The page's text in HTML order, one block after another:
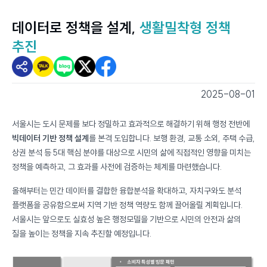
데이터로 정책을 설계, 생활밀착형 정책
추진
2025-08-01
스마트서울뷰 - 스마트서울소식
서울시는 도시 문제를 보다 정밀하고 효과적으로 해결하기 위해 행정 전반에
빅데이터 기반 정책 설계를 본격 도입합니다. 보행 환경, 교통 소외, 주택 수급,
상권 분석 등 5대 핵심 분야를 대상으로 시민의 삶에 직접적인 영향을 미치는
정책을 예측하고, 그 효과를 사전에 검증하는 체계를 마련했습니다.
올해부터는 민간 데이터를 결합한 융합분석을 확대하고, 자치구와도 분석
플랫폼을 공유함으로써 지역 기반 정책 역량도 함께 끌어올릴 계획입니다.
서울시는 앞으로도 실효성 높은 행정모델을 기반으로 시민의 안전과 삶의
질을 높이는 정책을 지속 추진할 예정입니다.